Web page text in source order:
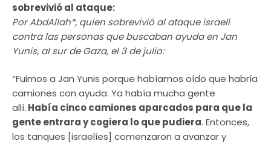
sobrevivió al ataque:
Por AbdAllah*, quien sobrevivió al ataque israelí
contra las personas que buscaban ayuda en Jan
Yunis, al sur de Gaza, el 3 de julio:
“Fuimos a ​Jan Yunis porque habíamos oído que habría
camiones con ayuda. Ya había mucha gente
allí. Había cinco camiones aparcados para que la
gente entrara y cogiera lo que pudiera. Entonces,
los tanques [israelíes] comenzaron a avanzar y